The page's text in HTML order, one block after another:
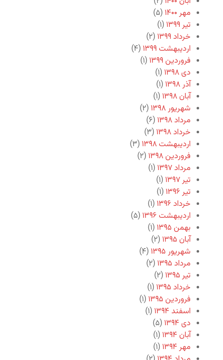
مهر ۱۴۰۰
(۵)
تیر ۱۳۹۹
(۱)
خرداد ۱۳۹۹
(۲)
اردیبهشت ۱۳۹۹
(۴)
فروردین ۱۳۹۹
(۱)
دی ۱۳۹۸
(۱)
آذر ۱۳۹۸
(۱)
آبان ۱۳۹۸
(۱)
شهریور ۱۳۹۸
(۲)
مرداد ۱۳۹۸
(۶)
خرداد ۱۳۹۸
(۳)
اردیبهشت ۱۳۹۸
(۳)
فروردین ۱۳۹۸
(۲)
مرداد ۱۳۹۷
(۱)
تیر ۱۳۹۷
(۱)
تیر ۱۳۹۶
(۱)
خرداد ۱۳۹۶
(۱)
اردیبهشت ۱۳۹۶
(۵)
بهمن ۱۳۹۵
(۱)
آبان ۱۳۹۵
(۲)
شهریور ۱۳۹۵
(۴)
مرداد ۱۳۹۵
(۲)
تیر ۱۳۹۵
(۲)
خرداد ۱۳۹۵
(۱)
فروردین ۱۳۹۵
(۱)
اسفند ۱۳۹۴
(۱)
دی ۱۳۹۴
(۵)
آبان ۱۳۹۴
(۱)
مهر ۱۳۹۴
(۱)